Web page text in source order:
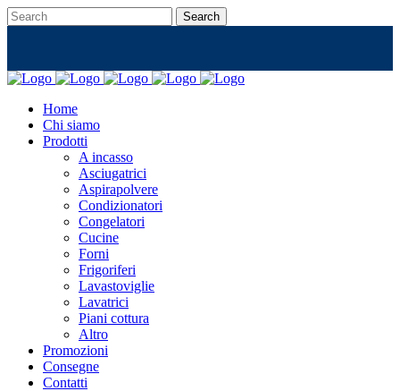
Home
Chi siamo
Prodotti
A incasso
Asciugatrici
Aspirapolvere
Condizionatori
Congelatori
Cucine
Forni
Frigoriferi
Lavastoviglie
Lavatrici
Piani cottura
Altro
Promozioni
Consegne
Contatti